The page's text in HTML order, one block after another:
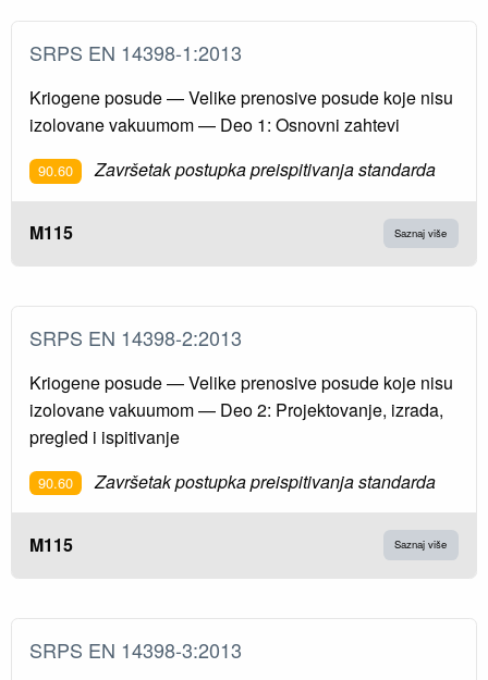
SRPS EN 14398-1:2013
Kriogene posude — Velike prenosive posude koje nisu
izolovane vakuumom — Deo 1: Osnovni zahtevi
90.60 Završetak postupka preispitivanja standarda
M115 Saznaj više
SRPS EN 14398-2:2013
Kriogene posude — Velike prenosive posude koje nisu
izolovane vakuumom — Deo 2: Projektovanje, izrada,
pregled i ispitivanje
90.60 Završetak postupka preispitivanja standarda
M115 Saznaj više
SRPS EN 14398-3:2013